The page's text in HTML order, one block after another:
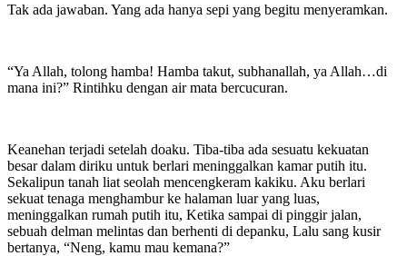
Tak ada jawaban. Yang ada hanya sepi yang begitu menyeramkan.
“Ya Allah, tolong hamba! Hamba takut, subhanallah, ya Allah…di
mana ini?” Rintihku dengan air mata bercucuran.
Keanehan terjadi setelah doaku. Tiba-tiba ada sesuatu kekuatan
besar dalam diriku untuk berlari meninggalkan kamar putih itu.
Sekalipun tanah liat seolah mencengkeram kakiku. Aku berlari
sekuat tenaga menghambur ke halaman luar yang luas,
meninggalkan rumah putih itu, Ketika sampai di pinggir jalan,
sebuah delman melintas dan berhenti di depanku, Lalu sang kusir
bertanya, “Neng, kamu mau kemana?”